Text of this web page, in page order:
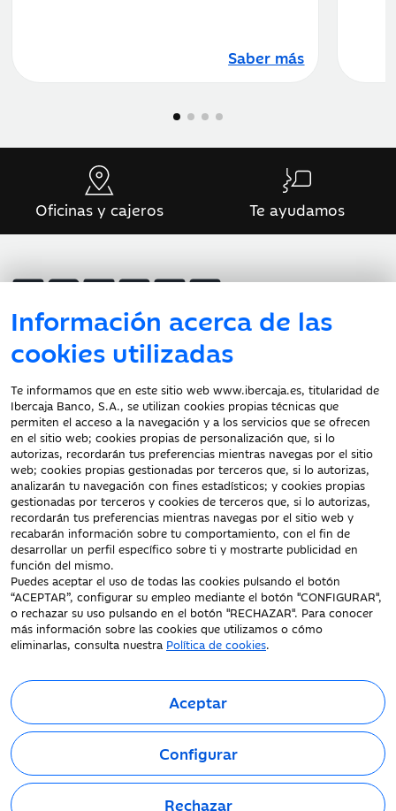
Saber más
Información acerca de las
cookies utilizadas
Te informamos que en este sitio web www.ibercaja.es, titularidad de
Ibercaja Banco, S.A., se utilizan cookies propias técnicas que
permiten el acceso a la navegación y a los servicios que se ofrecen
en el sitio web; cookies propias de personalización que, si lo
autorizas, recordarán tus preferencias mientras navegas por el sitio
web; cookies propias gestionadas por terceros que, si lo autorizas,
analizarán tu navegación con fines estadísticos; y cookies propias
gestionadas por terceros y cookies de terceros que, si lo autorizas,
recordarán tus preferencias mientras navegas por el sitio web y
recabarán información sobre tu comportamiento, con el fin de
desarrollar un perfil específico sobre ti y mostrarte publicidad en
función del mismo.
Puedes aceptar el uso de todas las cookies pulsando el botón
“ACEPTAR”, configurar su empleo mediante el botón "CONFIGURAR",
o rechazar su uso pulsando en el botón "RECHAZAR". Para conocer
más información sobre las cookies que utilizamos o cómo
eliminarlas, consulta nuestra Política de cookies.
Aceptar
Configurar
Rechazar
Oficinas y cajeros Te ayudamos
Atención al cliente
Documentación a clientes
Aviso Legal
Protección datos
personales
Tarifas y Cotizaciones
Tablón de Anuncios
Política de cookies
Declaración de
accesibilidad
Fecha de Edición: 08/08/2026
©Ibercaja Banco, S.A. - IBERCAJA - NIF. A-99319030 R.M. de
Zaragoza (T.3865. F.1. H.Z.-52186, Inscripc.1º).
Entidad de Crédito inscrita en el Registro Especial del Banco de
España con el código 2085.
Domicilio social: Plaza de Basilio Paraíso, 2. 50008-Zaragoza.